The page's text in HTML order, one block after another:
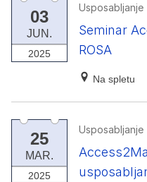
03
JUN.
2025
Usposabljanje
Seminar
ROSA
Na spletu
25
MAR.
2025
Usposabljanje